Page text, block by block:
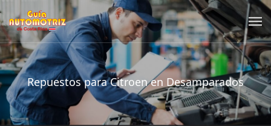
Repuestos para Citroen en Desamparados